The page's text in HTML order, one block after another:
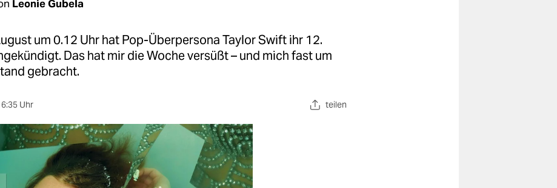
Leonie Gubela
um 0.12 Uhr hat Pop-Überpersona Taylor Swift ihr 12.
Das hat mir die Woche versüßt – und mich fast um
gebracht.
Uhr teilen